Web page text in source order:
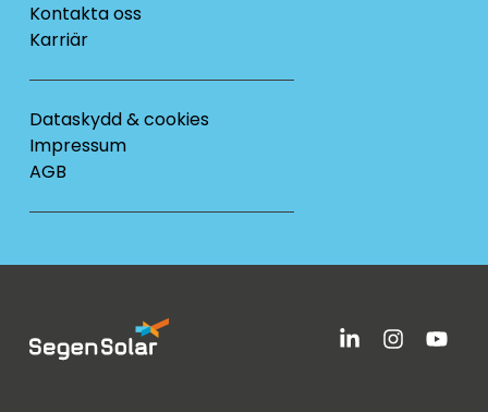
Kontakta oss
Karriär
Dataskydd & cookies
Impressum
AGB